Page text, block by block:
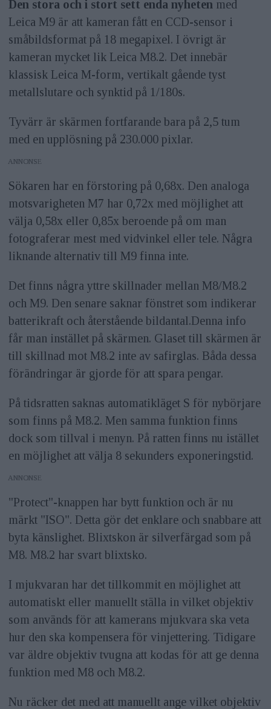
Den stora och i stort sett enda nyheten med
Leica M9 är att kameran fått en CCD-sensor i
småbildsformat på 18 megapixel. I övrigt är
kameran mycket lik Leica M8.2. Det innebär
klassisk Leica M-form, vertikalt gående tyst
metallslutare och synktid på 1/180s.
Tyvärr är skärmen fortfarande bara på 2,5 tum
med en upplösning på 230.000 pixlar.
ANNONS
Sökaren har en förstoring på 0,68x. Den analoga
motsvarigheten M7 har 0,72x med möjlighet att
välja 0,58x eller 0,85x beroende på om man
fotograferar mest med vidvinkel eller tele. Några
liknande alternativ till M9 finna inte.
Det finns några yttre skillnader mellan M8/M8.2
och M9. Den senare saknar fönstret som indikerar
batterikraft och återstående bildantal.Denna info
får man instället på skärmen. Glaset till skärmen är
till skillnad mot M8.2 inte av safirglas. Båda dessa
förändringar är gjorde för att spara pengar.
På tidsratten saknas automatikläget S för nybörjare
som finns på M8.2. Men samma funktion finns
dock som tillval i menyn. På ratten finns nu istället
en möjlighet att välja 8 sekunders exponeringstid.
ANNONS
"Protect"-knappen har bytt funktion och är nu
märkt "ISO". Detta gör det enklare och snabbare att
byta känslighet. Blixtskon är silverfärgad som på
M8. M8.2 har svart blixtsko.
I mjukvaran har det tillkommit en möjlighet att
automatiskt eller manuellt ställa in vilket objektiv
som används för att kamerans mjukvara ska veta
hur den ska kompensera för vinjettering. Tidigare
var äldre objektiv tvugna att kodas för att ge denna
funktion med M8 och M8.2.
Nu räcker det med att manuellt ange vilket objektiv